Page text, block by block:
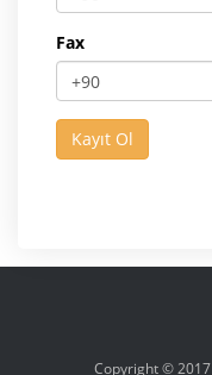
Fax
Copyright © 2017